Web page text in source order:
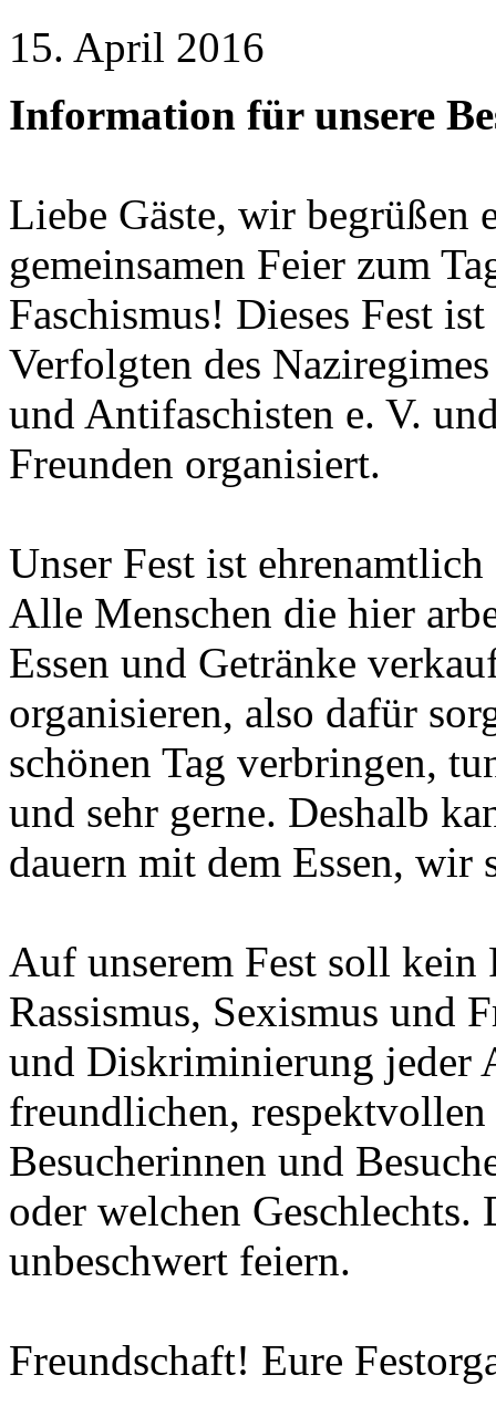
15. April 2016
Information für unsere
Liebe Gäste, wir begrüßen
gemeinsamen Feier zum
Faschismus! Dieses Fest
Verfolgten des
und Antifaschisten e. V.
Freunden organisiert.
Unser Fest ist
Alle Menschen die hier
Essen und Getränke
organisieren, also dafür
schönen Tag verbringen,
und sehr gerne. Deshalb
dauern mit dem Essen, wir
Auf unserem Fest soll
Rassismus, Sexismus und
und Diskriminierung jeder
freundlichen,
Besucherinnen und
oder welchen
unbeschwert feiern.
Freundschaft! Eure